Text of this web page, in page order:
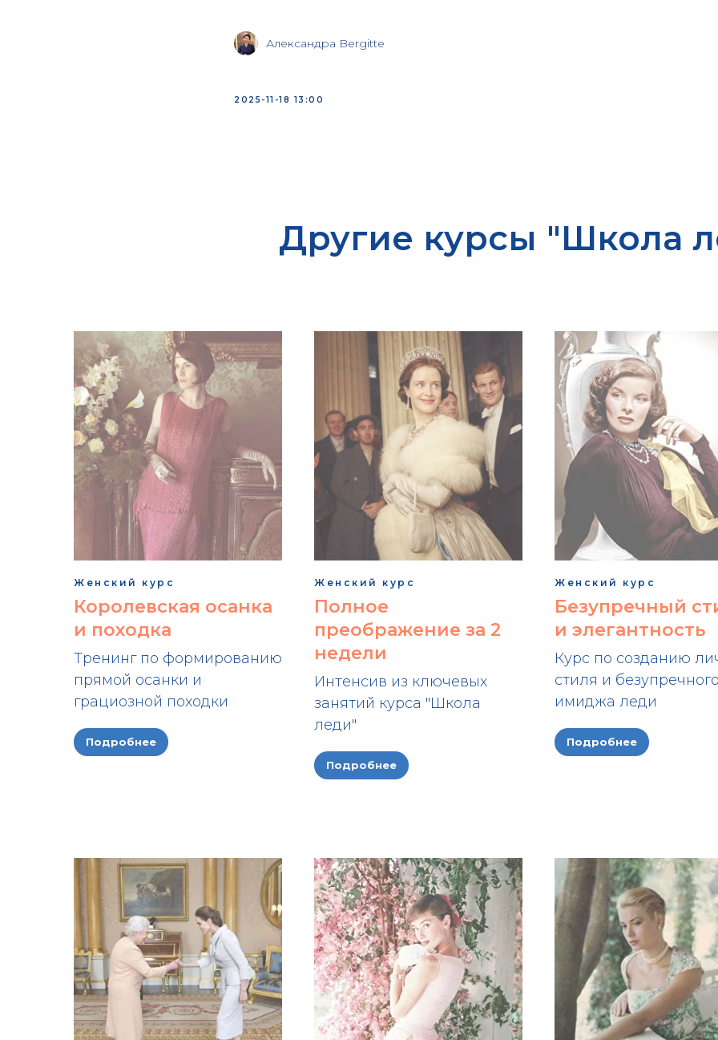
Александра Bergitte
2025-11-18 13:00
Другие курсы "Школа
Женский курс
Королевская осанка
и походка
Тренинг по формированию
прямой осанки и
грациозной походки
Подробнее
Женский курс
Полное
преображение за 2
недели
Интенсив из ключевых
занятий курса "Школа
леди"
Подробнее
Женский курс
Безупречный
и элегантность
Курс по созданию
стиля и
имиджа леди
Подробнее